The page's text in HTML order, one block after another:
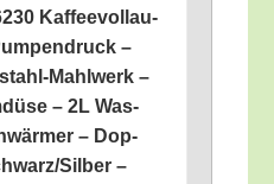
Kaf­fee­voll­au­
–
Mahl­werk –
– 2L Was­
– Dop­
​Silber –